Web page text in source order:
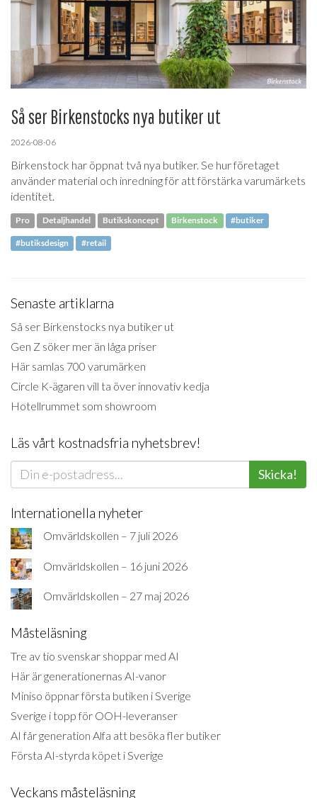
Så ser Birkenstocks nya butiker ut
2026-08-06
Birkenstock har öppnat två nya butiker. Se hur företaget
använder material och inredning för att förstärka varumärkets
identitet.
Pro Detaljhandel Butikskoncept Birkenstock #butiker
#butiksdesign #retail
Senaste artiklarna
Så ser Birkenstocks nya butiker ut
Gen Z söker mer än låga priser
Här samlas 700 varumärken
Circle K-ägaren vill ta över innovativ kedja
Hotellrummet som showroom
Läs vårt kostnadsfria nyhetsbrev!
Skicka!
Internationella nyheter
Omvärldskollen – 7 juli 2026
Omvärldskollen – 16 juni 2026
Omvärldskollen – 27 maj 2026
Måsteläsning
Tre av tio svenskar shoppar med AI
Här är generationernas AI-vanor
Miniso öppnar första butiken i Sverige
Sverige i topp för OOH-leveranser
AI får generation Alfa att besöka fler butiker
Första AI-styrda köpet i Sverige
Veckans måsteläsning